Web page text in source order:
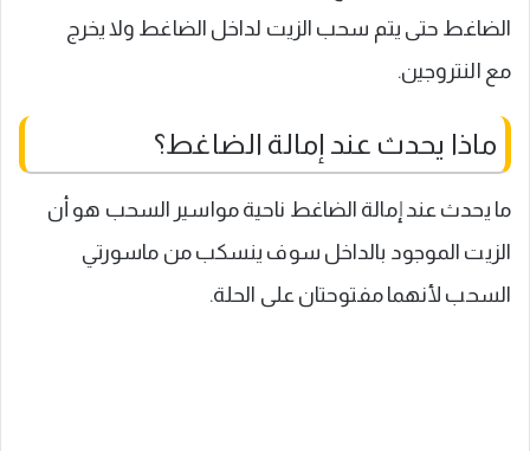
الضاغط حتى يتم سحب الزيت لداخل الضاغط ولا يخرج
مع النتروجين.
ماذا يحدث عند إمالة الضاغط؟
ما يحدث عند إمالة الضاغط ناحية مواسير السحب هو أن
الزيت الموجود بالداخل سوف ينسكب من ماسورتي
السحب لأنهما مفتوحتان على الحلة.